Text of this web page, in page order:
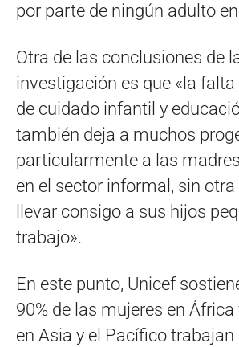
por parte de ningún adulto
Otra de las conclusiones de
investigación es que «la
de cuidado infantil y
también deja a muchos
particularmente a las
en el sector informal, sin
llevar consigo a sus hijos
trabajo».
En este punto, Unicef
90% de las mujeres en África
en Asia y el Pacífico trabajan